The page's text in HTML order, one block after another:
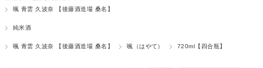
颯 青雲 久波奈 【後藤酒造場 桑名】
純米酒
颯 青雲 久波奈 【後藤酒造場 桑名】 颯（はやて） 720ml【四合瓶】